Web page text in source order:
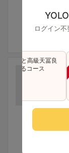
ログイン
司と高級天冨良
できるコース